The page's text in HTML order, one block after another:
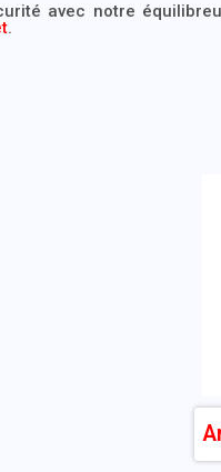
avec notre
.